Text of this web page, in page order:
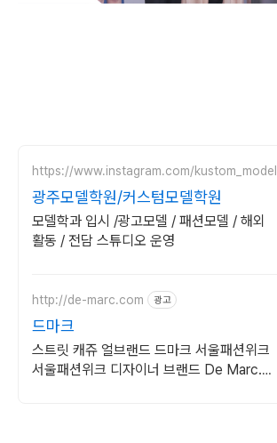
https://www.instagram.com/kustom_model
광주모델학원/커스텀모델학원
모델학과 입시 /광고모델 / 패션모델 / 해외
활동 / 전담 스튜디오 운영
http://de-marc.com 광고
드마크
스트릿 캐쥬 얼브랜드 드마크 서울패션위크
서울패션위크 디자이너 브랜드 De Marc.